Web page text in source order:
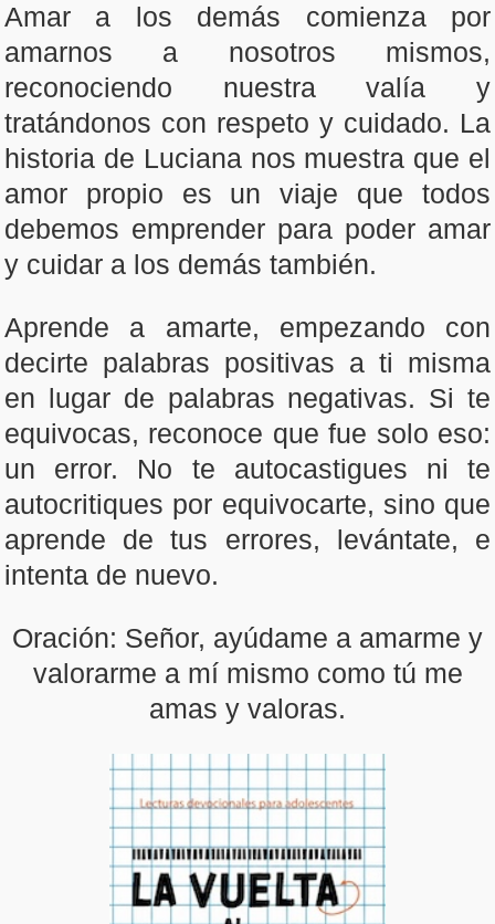
Amar a los demás comienza por
amarnos a nosotros mismos,
reconociendo nuestra valía y
tratándonos con respeto y cuidado. La
historia de Luciana nos muestra que el
amor propio es un viaje que todos
debemos emprender para poder amar
y cuidar a los demás también.
Aprende a amarte, empezando con
decirte palabras positivas a ti misma
en lugar de palabras negativas. Si te
equivocas, reconoce que fue solo eso:
un error. No te autocastigues ni te
autocritiques por equivocarte, sino que
aprende de tus errores, levántate, e
intenta de nuevo.
Oración: Señor, ayúdame a amarme y
valorarme a mí mismo como tú me
amas y valoras.